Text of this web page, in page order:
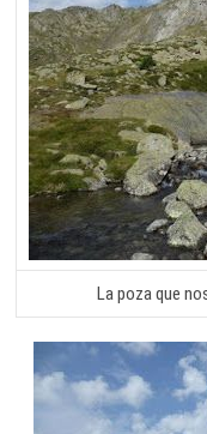
La poza que